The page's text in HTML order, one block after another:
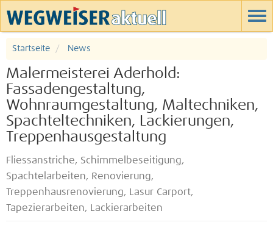
Startseite News
Malermeisterei Aderhold:
Fassadengestaltung,
Wohnraumgestaltung, Maltechniken,
Spachteltechniken, Lackierungen,
Treppenhausgestaltung
Fliessanstriche, Schimmelbeseitigung,
Spachtelarbeiten, Renovierung,
Treppenhausrenovierung, Lasur Carport,
Tapezierarbeiten, Lackierarbeiten